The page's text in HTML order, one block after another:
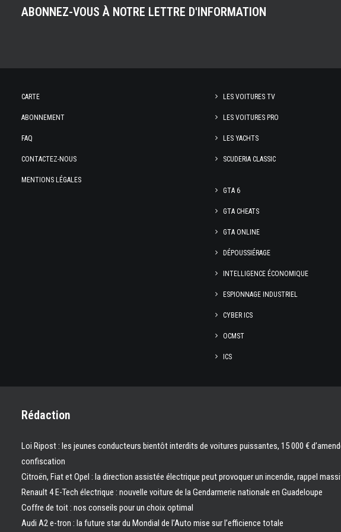
ABONNEZ-VOUS À NOTRE LETTRE D'INFORMATION
CARTE
ABONNEMENT
FAQ
CONTACTEZ-NOUS
MENTIONS LÉGALES
LES VOITURES TV
LES VOITURES PRO
LES YACHTS
SCUDERIA CLASSIC
GTA 6
GTA CHEATS
GTA ONLINE
DÉPOUSSIÉRAGE
INTELLIGENCE ÉCONOMIQUE
ESPIONNAGE INDUSTRIEL
CYBER ICS
OCMST
ICS
Rédaction
Loi Ripost : les jeunes conducteurs bientôt interdits de voitures puissantes, 15 000 €
confiscation
Citroën, Fiat et Opel : la direction assistée électrique peut provoquer un incendie, rappel
Renault 4 E-Tech électrique : nouvelle voiture de la Gendarmerie nationale en Guadeloupe
Coffre de toit : nos conseils pour un choix optimal
Audi A2 e-tron : la future star du Mondial de l’Auto mise sur l’efficience totale